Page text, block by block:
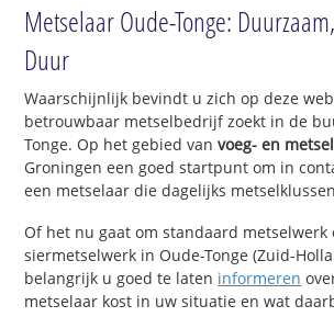
Metselaar Oude-Tonge:
Duur
Waarschijnlijk bevindt u zich op deze
betrouwbaar metselbedrijf zoekt in de
Tonge. Op het gebied van voeg- en
Groningen een goed startpunt om in
een metselaar die dagelijks
Of het nu gaat om standaard metselwerk
siermetselwerk in Oude-Tonge (Zuid-
belangrijk u goed te laten informeren
metselaar kost in uw situatie en wat